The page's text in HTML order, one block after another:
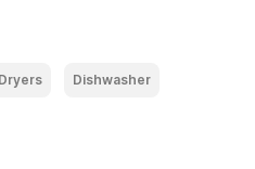
Dishwasher